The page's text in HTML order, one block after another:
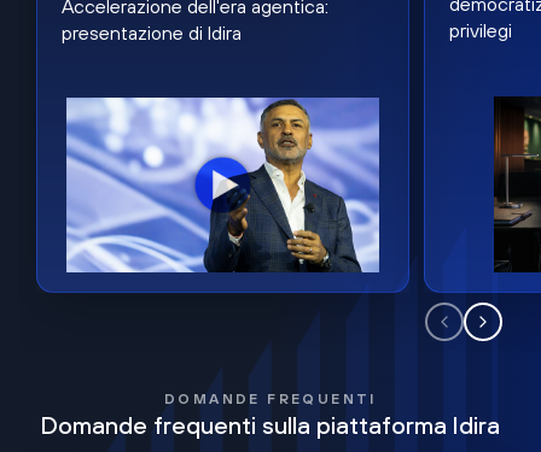
Accelerazione dell'era agentica:
presentazione di Idira
privilegi
DOMANDE FREQUENTI
Domande frequenti sulla piattaforma Idira